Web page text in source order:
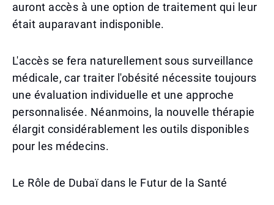
auront accès à une option de traitement qui leur
était auparavant indisponible.
L'accès se fera naturellement sous surveillance
médicale, car traiter l'obésité nécessite toujours
une évaluation individuelle et une approche
personnalisée. Néanmoins, la nouvelle thérapie
élargit considérablement les outils disponibles
pour les médecins.
Le Rôle de Dubaï dans le Futur de la Santé